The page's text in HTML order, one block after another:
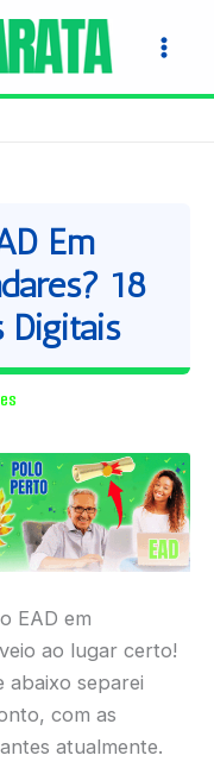
Em
18
Digitais
EAD em
ao lugar certo!
abaixo separei
com as
atualmente.